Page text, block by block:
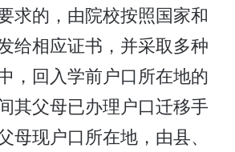
求的，由院校按照国家和
给相应证书，并采取多种
，回入学前户口所在地的
其父母已办理户口迁移手
母现户口所在地，由县、